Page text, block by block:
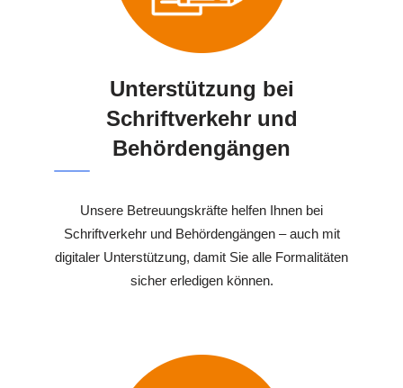
Unterstützung bei
Schriftverkehr und
Behördengängen
Unsere Betreuungskräfte helfen Ihnen bei
Schriftverkehr und Behördengängen – auch mit
digitaler Unterstützung, damit Sie alle Formalitäten
sicher erledigen können.